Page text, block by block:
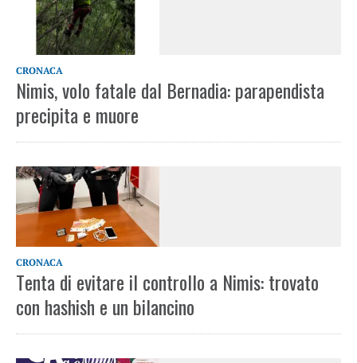
CRONACA
Nimis, volo fatale dal Bernadia: parapendista
precipita e muore
CRONACA
Tenta di evitare il controllo a Nimis: trovato
con hashish e un bilancino